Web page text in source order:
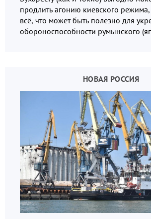
продлить агонию киевского
всё, что может быть полезно для
обороноспособности румынского
НОВАЯ РОССИЯ